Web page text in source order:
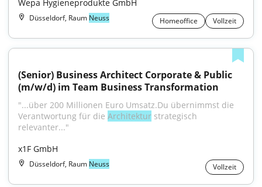
Wepa Hygieneprodukte GmbH
Düsseldorf, Raum Neuss Homeoffice Vollzeit
(Senior) Business Architect Corporate & Public
(m/w/d) im Team Business Transformation
"...über 200 Millionen Euro Umsatz.Du übernimmst die
Verantwortung für die Architektur strategisch
relevanter..."
x1F GmbH
Düsseldorf, Raum Neuss Vollzeit